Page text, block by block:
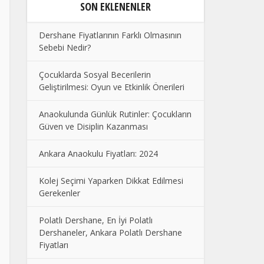
SON EKLENENLER
Dershane Fiyatlarının Farklı Olmasının
Sebebi Nedir?
Çocuklarda Sosyal Becerilerin
Geliştirilmesi: Oyun ve Etkinlik Önerileri
Anaokulunda Günlük Rutinler: Çocukların
Güven ve Disiplin Kazanması
Ankara Anaokulu Fiyatları: 2024
Kolej Seçimi Yaparken Dikkat Edilmesi
Gerekenler
Polatlı Dershane, En İyi Polatlı
Dershaneler, Ankara Polatlı Dershane
Fiyatları